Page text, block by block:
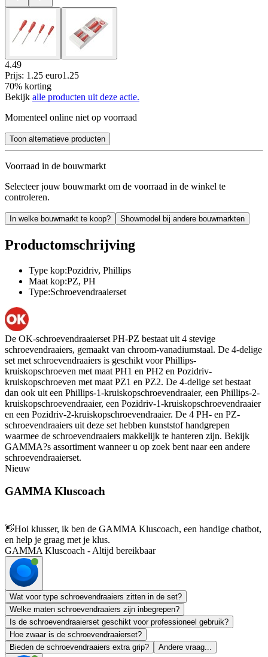
4.49
Prijs: 1.25 euro1 .25
70% korting
Bekijk alle producten uit deze actie.
Momenteel online niet op voorraad
Toon alternatieve producten
Voorraad in de bouwmarkt
Selecteer jouw bouwmarkt om de voorraad in de winkel te
controleren.
In welke bouwmarkt te koop? Showmodel bij andere bouwmarkten
Productomschrijving
Type kop:Pozidriv, Phillips
Maat kop:PZ, PH
Type:Schroevendraaierset
De OK-schroevendraaierset PH-PZ bestaat uit 4 stevige
schroevendraaiers, gemaakt van chroom-vanadiumstaal. De 4-delige
set met schroevendraaiers is geschikt voor Phillips-
kruiskopschroeven met maat PH1 en PH2 en Pozidriv-
kruiskopschroeven met maat PZ1 en PZ2. De 4-delige set bestaat
dan ook uit een Phillips-1-kruiskopschroevendraaier, een Phillips-2-
kruiskopschroevendraaier, een Pozidriv-1-kruiskopschroevendraaier
en een Pozidriv-2-kruiskopschroevendraaier. De 4 PH- en PZ-
schroevendraaiers uit deze set hebben kunststof handgrepen
waarmee de schroevendraaiers makkelijk te hanteren zijn. Bekijk
GAMMA?s assortiment wanneer u op zoek bent naar een andere
schroevendraaierset.
Nieuw
GAMMA Kluscoach
👋Hoi klusser, ik ben de GAMMA Kluscoach, een handige chatbot,
en help je graag met je klus.
GAMMA Kluscoach - Altijd bereikbaar
Wat voor type schroevendraaiers zitten in de set?
Welke maten schroevendraaiers zijn inbegrepen?
Is de schroevendraaierset geschikt voor professioneel gebruik?
Hoe zwaar is de schroevendraaierset?
Bieden de schroevendraaiers extra grip?
Andere vraag...